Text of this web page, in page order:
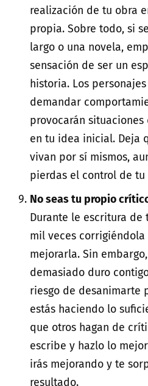
realización de tu obra
propia. Sobre todo, si
largo o una novela,
sensación de ser un
historia. Los
demandar
provocarán
en tu idea inicial. Deja
vivan por sí mismos,
pierdas el control de tu
No seas tu propio
Durante le escritura de
mil veces
mejorarla. Sin
demasiado duro
riesgo de desanimarte
estás haciendo lo
que otros hagan de
escribe y hazlo lo
irás mejorando y te
resultado.